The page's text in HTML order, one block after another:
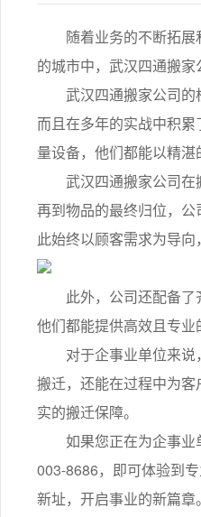
随着业务的不断拓展
的城市中，武汉四通搬
武汉四通搬家公司的
而且在多年的实战中积
量设备，他们都能以精
武汉四通搬家公司在
再到物品的最终归位，
此始终以顾客需求为导向
此外，公司还配备了
他们都能提供高效且专
对于企事业单位来说
搬迁，还能在过程中为
实的搬迁保障。
如果您正在为企事业
003-8686，即可体验到
新址，开启事业的新篇章。